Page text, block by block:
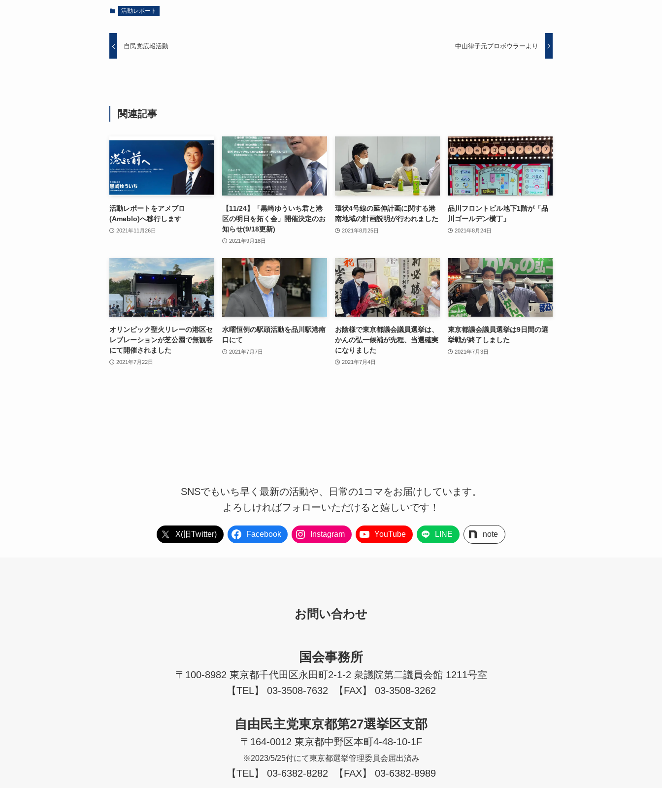
活動レポート
自民党広報活動 中山律子元プロボウラーより
関連記事
活動レポートをアメブロ
(Ameblo)へ移行します
2021年11月26日
【11/24】「黒崎ゆういち君と港
区の明日を拓く会」開催決定のお
知らせ(9/18更新)
2021年9月18日
環状4号線の延伸計画に関する港
南地域の計画説明が行われました
2021年8月25日
品川フロントビル地下1階が「品
川ゴールデン横丁」
2021年8月24日
オリンピック聖火リレーの港区セ
レブレーションが芝公園で無観客
にて開催されました
2021年7月22日
水曜恒例の駅頭活動を品川駅港南
口にて
2021年7月7日
お陰様で東京都議会議員選挙は、
かんの弘一候補が先程、当選確実
になりました
2021年7月4日
東京都議会議員選挙は9日間の選
挙戦が終了しました
2021年7月3日
SNSでもいち早く最新の活動や、日常の1コマをお届けしています。
よろしければフォローいただけると嬉しいです！
X(旧Twitter) Facebook Instagram YouTube LINE note
お問い合わせ
国会事務所
〒100-8982 東京都千代田区永田町2-1-2 衆議院第二議員会館 1211号室
【TEL】 03-3508-7632 【FAX】 03-3508-3262
自由民主党東京都第27選挙区支部
〒164-0012 東京都中野区本町4-48-10-1F
※2023/5/25付にて東京都選挙管理委員会届出済み
【TEL】 03-6382-8282 【FAX】 03-6382-8989